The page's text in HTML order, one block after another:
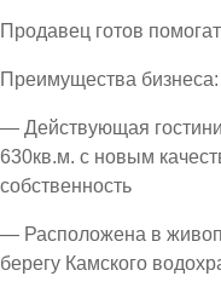
Продавец готов
Преимущества бизнеса:
— Действующая
630кв.м. с новым
собственность
— Расположена в
берегу Камского